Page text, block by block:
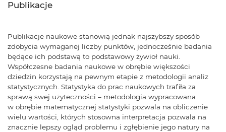
Publikacje
Publikacje naukowe stanowią jednak najszybszy sposób
zdobycia wymaganej liczby punktów, jednocześnie badania
będące ich podstawą to podstawowy żywioł nauki.
Współczesne badania naukowe w obrębie większości
dziedzin korzystają na pewnym etapie z metodologii analiz
statystycznych. Statystyka do prac naukowych trafiła za
sprawą swej użyteczności – metodologia wypracowana
w obrębie matematycznej statystyki pozwala na obliczenie
wielu wartości, których stosowna interpretacja pozwala na
znacznie lepszy ogląd problemu i zgłębienie jego natury na